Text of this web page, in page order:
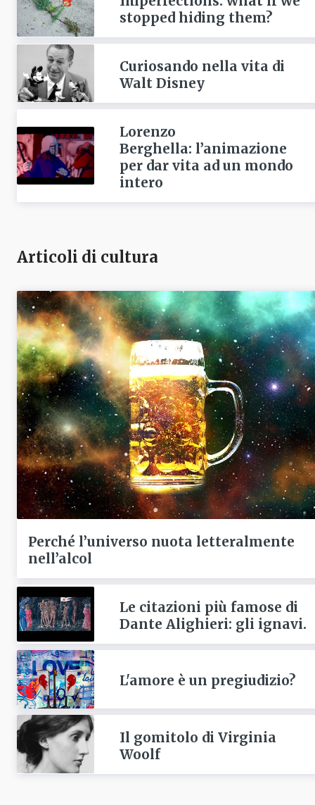
stopped hiding them?
Curiosando nella vita di
Walt Disney
Lorenzo
Berghella: l’animazione
per dar vita ad un mondo
intero
Articoli di cultura
Perché l’universo nuota letteralmente
nell’alcol
Le citazioni più famose di
Dante Alighieri: gli ignavi.
L'amore è un pregiudizio?
Il gomitolo di Virginia
Woolf